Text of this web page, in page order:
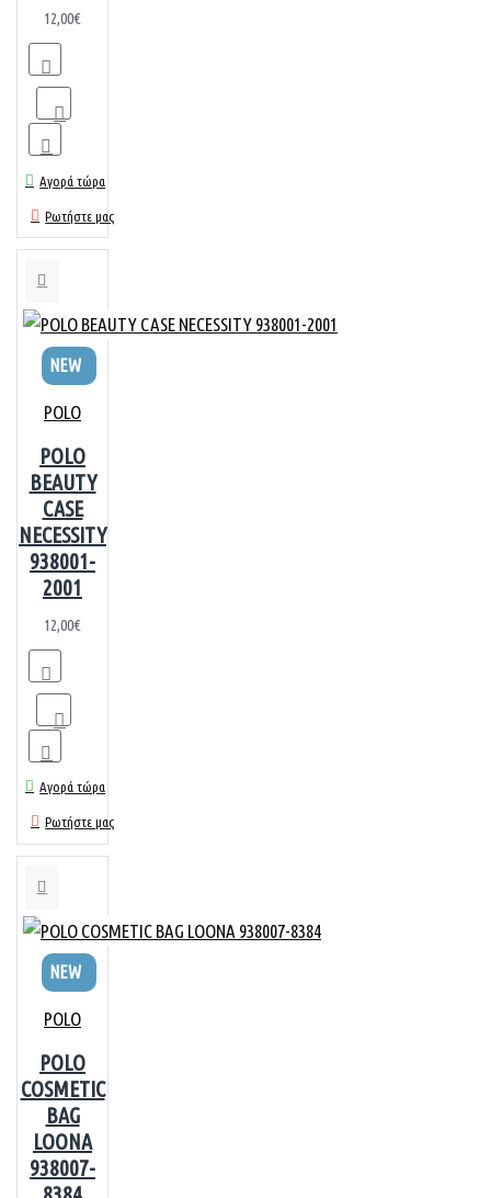
12,00€
Αγορά τώρα
Ρωτήστε μας
NEW
POLO
POLO
BEAUTY
CASE
NECESSITY
938001-
2001
12,00€
Αγορά τώρα
Ρωτήστε μας
NEW
POLO
POLO
COSMETIC
BAG
LOONA
938007-